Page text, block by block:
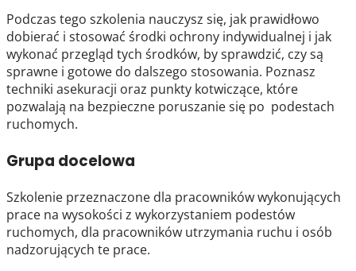
Podczas tego szkolenia nauczysz się, jak prawidłowo
dobierać i stosować środki ochrony indywidualnej i jak
wykonać przegląd tych środków, by sprawdzić, czy są
sprawne i gotowe do dalszego stosowania. Poznasz
techniki asekuracji oraz punkty kotwiczące, które
pozwalają na bezpieczne poruszanie się po podestach
ruchomych.
Grupa docelowa
Szkolenie przeznaczone dla pracowników wykonujących
prace na wysokości z wykorzystaniem podestów
ruchomych, dla pracowników utrzymania ruchu i osób
nadzorujących te prace.